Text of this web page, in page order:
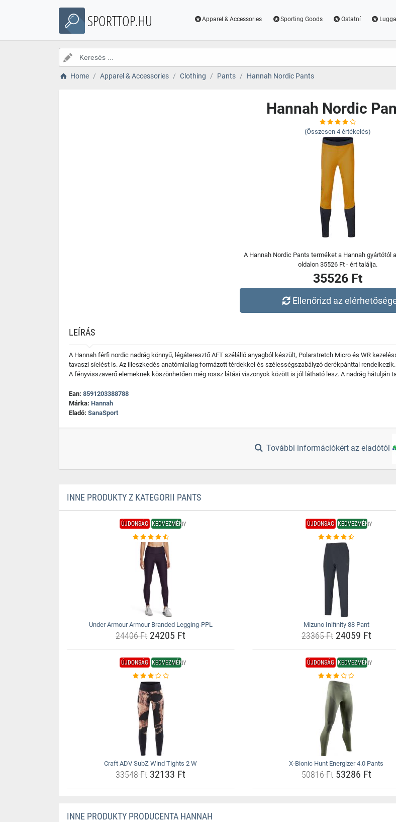
SPORTTOP.HU Apparel & Accessories Sporting Goods Ostatní
Home Apparel & Accessories Clothing Pants Hannah Nordic Pants
Hannah Nordic
(Összesen 4 értékelés)
A Hannah Nordic Pants terméket a Hannah gyártótól
oldalon 35526 Ft - ért találja.
35526 Ft
Ellenőrizd az
LEÍRÁS
A Hannah férfi nordic nadrág könnyű, légáteresztő AFT szélálló anyagból készült, Polarstretch Micro és WR
tavaszi síelést is. Az illeszkedés anatómiailag formázott térdekkel és szélességszabályzó derékpánttal
A fényvisszaverő elemeknek köszönhetően még rossz látási viszonyok között is jól látható lesz. A nadrág hátulján
Ean: 8591203388788
Márka: Hannah
Eladó: SanaSport
További információkért az eladótól
INNE PRODUKTY Z KATEGORII PANTS
ÚJDONSÁG KEDVEZMÉNY
Under Armour Armour Branded Legging-PPL
24406 Ft24205 Ft
ÚJDONSÁG KEDVEZMÉNY
Mizuno Inifinity 88 Pant
23365 Ft24059 Ft
ÚJDONSÁG KEDVEZMÉNY
Craft ADV SubZ Wind Tights 2 W
33548 Ft32133 Ft
ÚJDONSÁG KEDVEZMÉNY
X-Bionic Hunt Energizer 4.0 Pants
50816 Ft53286 Ft
INNE PRODUKTY PRODUCENTA HANNAH